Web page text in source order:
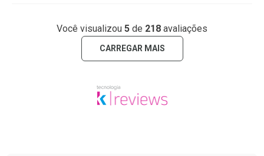
Você visualizou 5 de 218 avaliações
CARREGAR MAIS